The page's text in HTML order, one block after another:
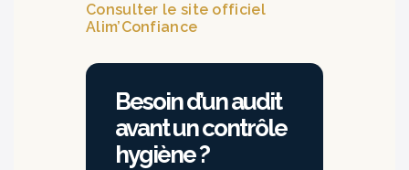
Consulter le site officiel
Alim’Confiance
Besoin d’un audit
avant un contrôle
hygiène ?